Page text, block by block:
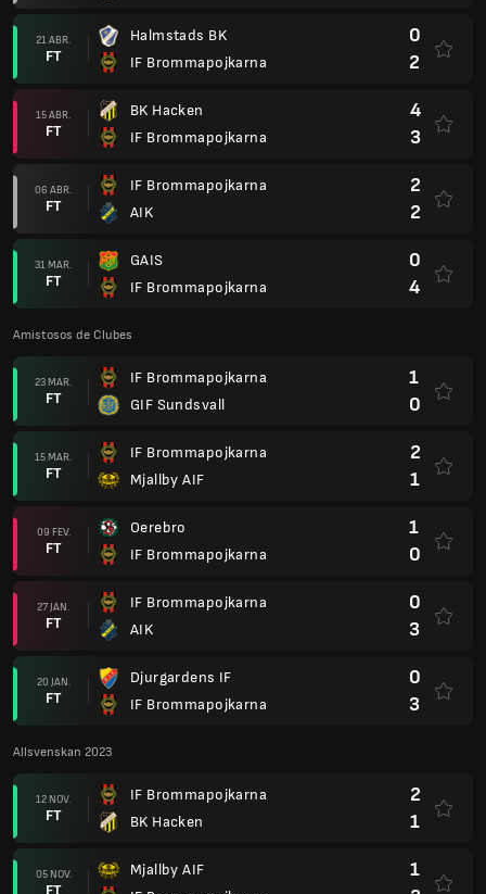
21 ABR.
FT
Halmstads BK
IF Brommapojkarna
0
2
15 ABR.
FT
BK Hacken
IF Brommapojkarna
4
3
06 ABR.
FT
IF Brommapojkarna
AIK
2
2
31 MAR.
FT
GAIS
IF Brommapojkarna
0
4
Amistosos de Clubes
23 MAR.
FT
IF Brommapojkarna
GIF Sundsvall
1
0
15 MAR.
FT
IF Brommapojkarna
Mjallby AIF
2
1
09 FEV.
FT
Oerebro
IF Brommapojkarna
1
0
27 JAN.
FT
IF Brommapojkarna
AIK
0
3
20 JAN.
FT
Djurgardens IF
IF Brommapojkarna
0
3
Allsvenskan 2023
12 NOV.
FT
IF Brommapojkarna
BK Hacken
2
1
05 NOV.
FT
Mjallby AIF
1